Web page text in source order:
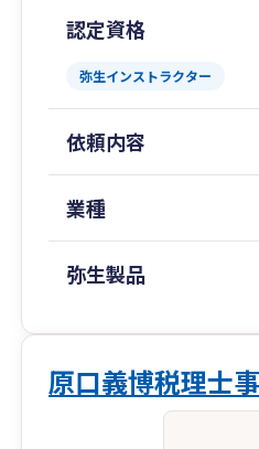
認定資格
弥生インストラクター
依頼内容
業種
弥生製品
原口義博税理士